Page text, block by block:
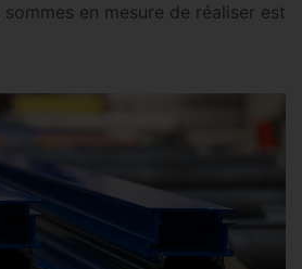
en mesure de réaliser est